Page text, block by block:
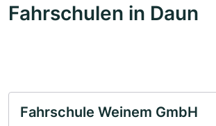
Fahrschulen in Daun
Fahrschule Weinem GmbH